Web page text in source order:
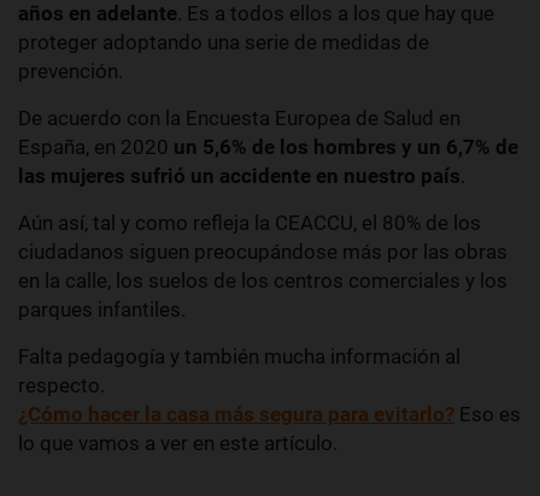
años en adelante. Es a todos ellos a los que hay que
proteger adoptando una serie de medidas de
prevención.
De acuerdo con la Encuesta Europea de Salud en
España, en 2020 un 5,6% de los hombres y un 6,7% de
las mujeres sufrió un accidente en nuestro país.
Aún así, tal y como refleja la CEACCU, el 80% de los
ciudadanos siguen preocupándose más por las obras
en la calle, los suelos de los centros comerciales y los
parques infantiles.
Falta pedagogía y también mucha información al
respecto.
¿Cómo hacer la casa más segura para evitarlo? Eso es
lo que vamos a ver en este artículo.